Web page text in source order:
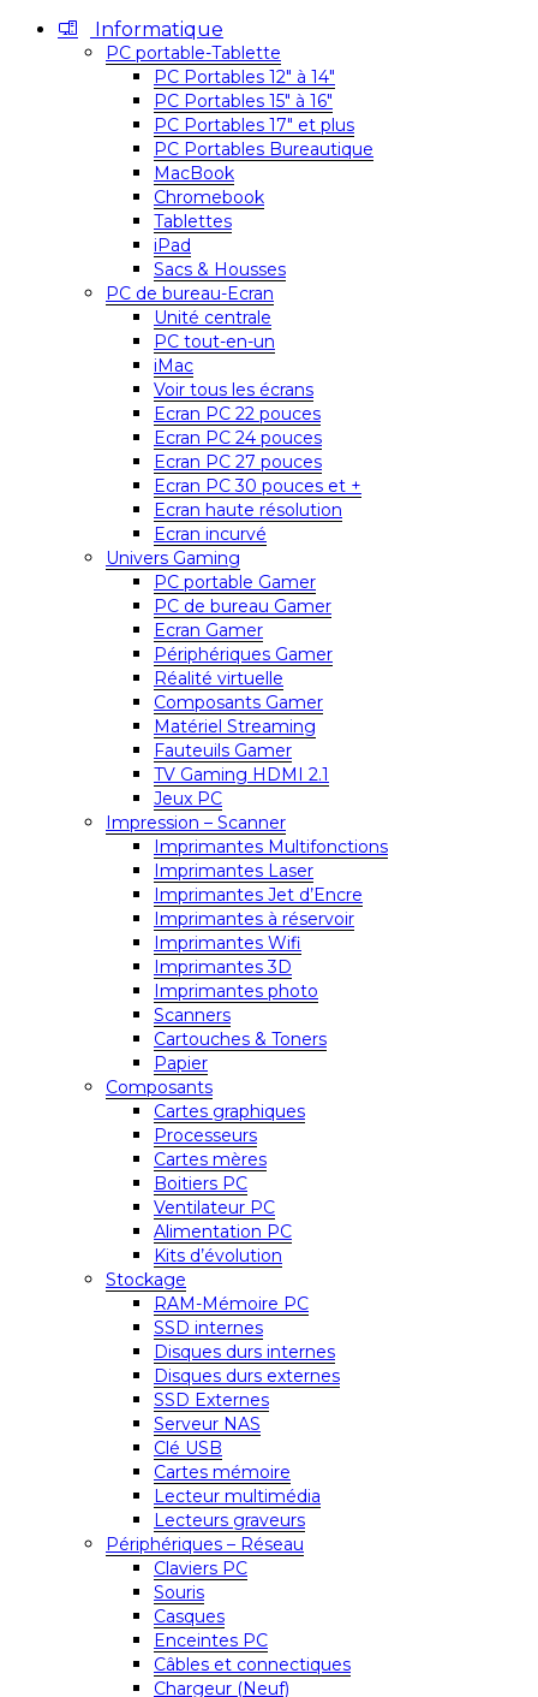
Informatique
PC portable-Tablette
PC Portables 12″ à 14″
PC Portables 15″ à 16″
PC Portables 17″ et plus
PC Portables Bureautique
MacBook
Chromebook
Tablettes
iPad
Sacs & Housses
PC de bureau-Ecran
Unité centrale
PC tout-en-un
iMac
Voir tous les écrans
Ecran PC 22 pouces
Ecran PC 24 pouces
Ecran PC 27 pouces
Ecran PC 30 pouces et +
Ecran haute résolution
Ecran incurvé
Univers Gaming
PC portable Gamer
PC de bureau Gamer
Ecran Gamer
Périphériques Gamer
Réalité virtuelle
Composants Gamer
Matériel Streaming
Fauteuils Gamer
TV Gaming HDMI 2.1
Jeux PC
Impression – Scanner
Imprimantes Multifonctions
Imprimantes Laser
Imprimantes Jet d’Encre
Imprimantes à réservoir
Imprimantes Wifi
Imprimantes 3D
Imprimantes photo
Scanners
Cartouches & Toners
Papier
Composants
Cartes graphiques
Processeurs
Cartes mères
Boitiers PC
Ventilateur PC
Alimentation PC
Kits d’évolution
Stockage
RAM-Mémoire PC
SSD internes
Disques durs internes
Disques durs externes
SSD Externes
Serveur NAS
Clé USB
Cartes mémoire
Lecteur multimédia
Lecteurs graveurs
Périphériques – Réseau
Claviers PC
Souris
Casques
Enceintes PC
Câbles et connectiques
Chargeur (Neuf)